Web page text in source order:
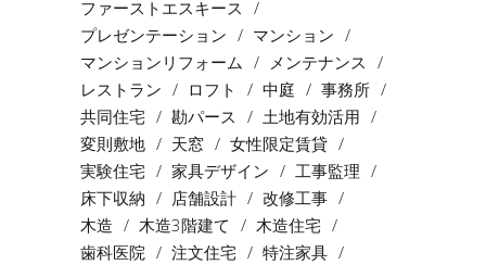
ファーストエスキース
プレゼンテーション
マンション
マンションリフォーム
メンテナンス
レストラン
ロフト 中庭
事務所
共同住宅
勘パース
土地有効活用
変則敷地
天窓
女性限定賃貸
実験住宅
家具デザイン
工事監理
床下収納
店舗設計
改修工事
木造
木造3階建て
木造住宅
歯科医院
注文住宅
特注家具